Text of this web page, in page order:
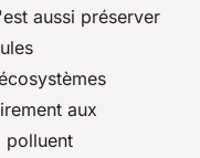
aussi préserver
aux
polluent